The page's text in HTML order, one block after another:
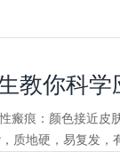
教你科学
痕：颜色接近
地硬，易复发